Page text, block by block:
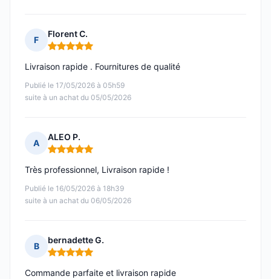
F
Florent C.
Note : 5 sur 5
Publié le 17/05/2026 à 05h59
suite à un achat du 05/05/2026
Livraison rapide . Fournitures de qualité
A
ALEO P.
Note : 5 sur 5
Publié le 16/05/2026 à 18h39
suite à un achat du 06/05/2026
Très professionnel, Livraison rapide !
B
bernadette G.
Note : 5 sur 5
Commande parfaite et livraison rapide